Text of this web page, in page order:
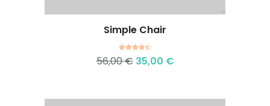
Simple Chair
Valutato
4.50su
56,00€ 35,00 €
Aggiungi al carrello